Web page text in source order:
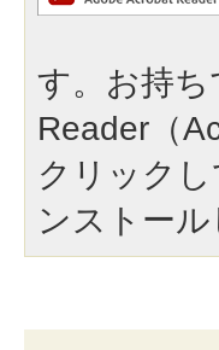
す。お持
Reader（
クリック
ンストール